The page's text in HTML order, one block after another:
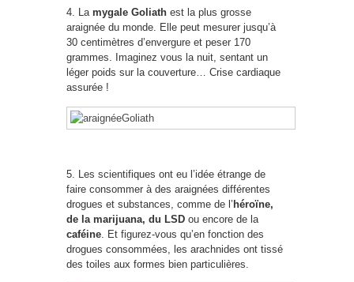
4. La mygale Goliath est la plus grosse
araignée du monde. Elle peut mesurer jusqu’à
30 centimètres d’envergure et peser 170
grammes. Imaginez vous la nuit, sentant un
léger poids sur la couverture… Crise cardiaque
assurée !
5. Les scientifiques ont eu l’idée étrange de
faire consommer à des araignées différentes
drogues et substances, comme de l’ héroïne,
de la marijuana, du LSD ou encore de la
caféine. Et figurez-vous qu’en fonction des
drogues consommées, les arachnides ont tissé
des toiles aux formes bien particulières.